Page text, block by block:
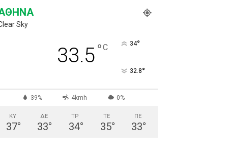
Sky
33.5°C 34°
32.8°
39% 4kmh 0%
ΚΥ
37°
ΔΕ
33°
ΤΡ
34°
ΤΕ
35°
ΠΕ
33°